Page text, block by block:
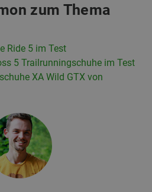
zum Thema
Ride 5 im Test
5 Trailrunningschuhe im Test
XA Wild GTX von